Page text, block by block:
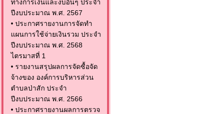
ทางการเงินและงบอื่นๆ ประจำ
ปีงบประมาณ พ.ศ. 2567
• ประกาศรายงานการจัดทำ
แผนการใช้จ่ายเงินรวม ประจำ
ปีงบประมาณ พ.ศ. 2568
ไตรมาสที่ 1
• รายงานสรุปผลการจัดซื้อจัด
จ้างของ องค์การบริหารส่วน
ตำบลป่าสัก ประจำ
ปีงบประมาณ พ.ศ. 2566
• ประกาศรายงานผลการตรวจ